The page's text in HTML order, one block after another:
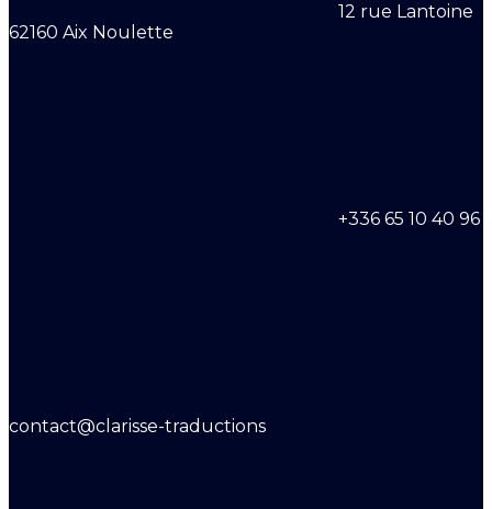
12 rue Lantoine
62160 Aix Noulette
+336 65 10 40 96
contact@clarisse-traductions